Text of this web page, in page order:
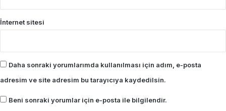
İnternet sitesi
Daha sonraki yorumlarımda kullanılması için adım, e-posta
adresim ve site adresim bu tarayıcıya kaydedilsin.
Beni sonraki yorumlar için e-posta ile bilgilendir.